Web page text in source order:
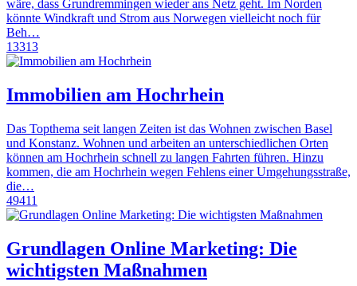
wäre, dass Grundremmingen wieder ans Netz geht. Im Norden
könnte Windkraft und Strom aus Norwegen vielleicht noch für
Beh…
13313
Immobilien am Hochrhein
Das Topthema seit langen Zeiten ist das Wohnen zwischen Basel
und Konstanz. Wohnen und arbeiten an unterschiedlichen Orten
können am Hochrhein schnell zu langen Fahrten führen. Hinzu
kommen, die am Hochrhein wegen Fehlens einer Umgehungsstraße,
die…
49411
Grundlagen Online Marketing: Die
wichtigsten Maßnahmen